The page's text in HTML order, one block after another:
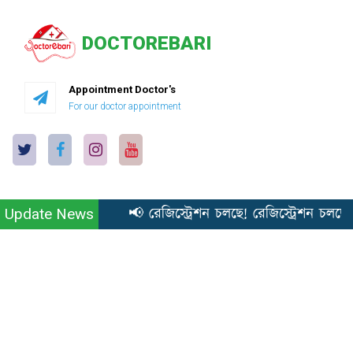
DOCTOREBARI
Appointment Doctor's
For our doctor appointment
Update News 📢 রেজিস্ট্রেশন চলছে! রেজিস্ট্রেশন